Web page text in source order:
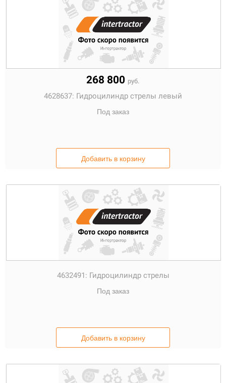
268 800 руб.
4628637: Гидроцилиндр стрелы левый
Под заказ
Добавить в корзину
4632491: Гидроцилиндр стрелы
Под заказ
Добавить в корзину